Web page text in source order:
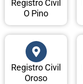
Registro Civil
O Pino
Registro Civil
Oroso